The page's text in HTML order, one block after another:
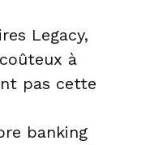
Legacy,
à
pas cette
banking